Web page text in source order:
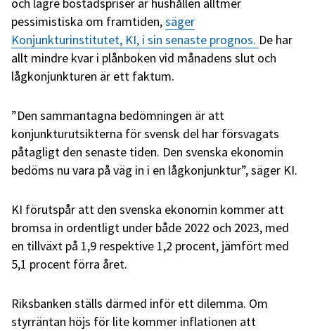
pessimistiska om framtiden,säger
Konjunkturinstitutet, KI, i sin senaste prognos. De har
allt mindre kvar i plånboken vid månadens slut och
lågkonjunkturen är ett faktum.
”Den sammantagna bedömningen är att
konjunkturutsikterna för svensk del har försvagats
påtagligt den senaste tiden. Den svenska ekonomin
bedöms nu vara på väg in i en lågkonjunktur”, säger KI.
KI förutspår att den svenska ekonomin kommer att
bromsa in ordentligt under både 2022 och 2023, med
en tillväxt på 1,9 respektive 1,2 procent, jämfört med
5,1 procent förra året.
Riksbanken ställs därmed inför ett dilemma. Om
styrräntan höjs för lite kommer inflationen att